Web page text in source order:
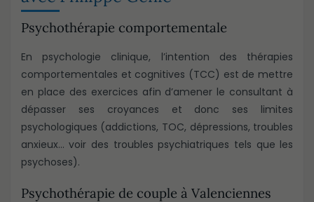
Psychothérapie comportementale
En psychologie clinique, l’intention des thérapies
comportementales et cognitives (TCC) est de mettre
en place des exercices afin d’amener le consultant à
dépasser ses croyances et donc ses limites
psychologiques (addictions, TOC, dépressions, troubles
anxieux… voir des troubles psychiatriques tels que les
psychoses).
Psychothérapie de couple à Valenciennes